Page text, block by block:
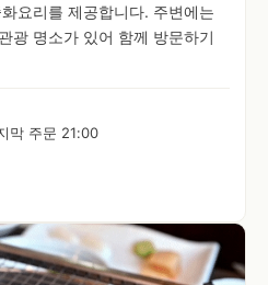
요리를 제공합니다. 주변에는
광 명소가 있어 함께 방문하기
막 주문 21:00